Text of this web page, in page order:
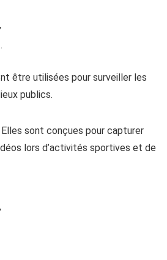
être utilisées pour surveiller les
publics.
Elles sont conçues pour capturer
lors d’activités sportives et de